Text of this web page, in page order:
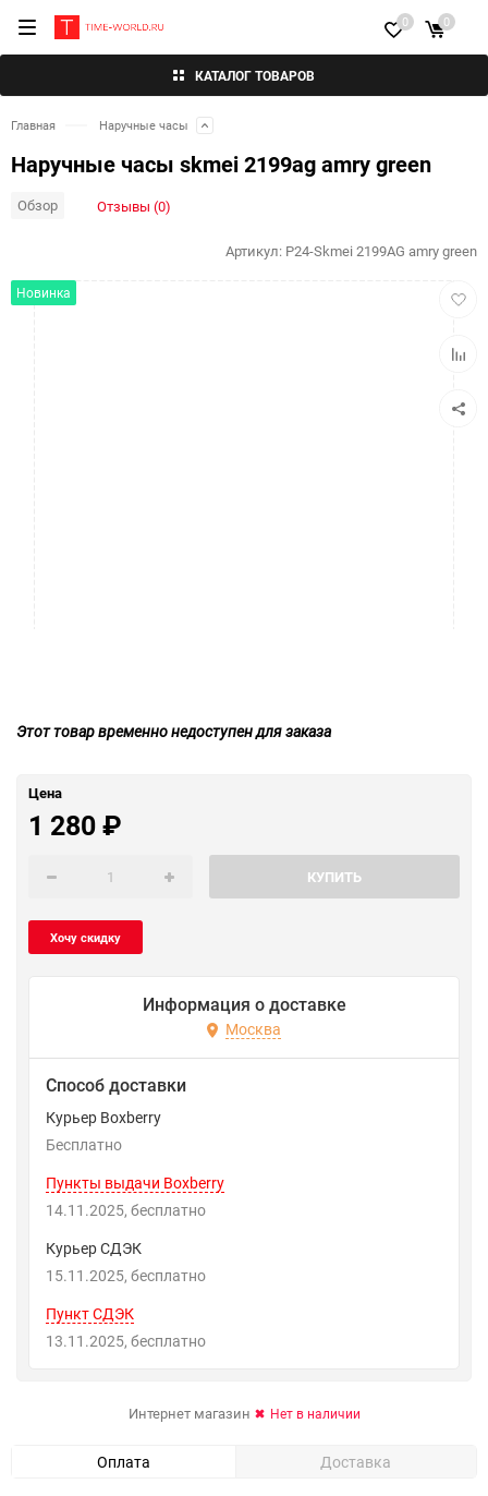
КАТАЛОГ ТОВАРОВ
0 0
Главная Наручные часы
Наручные часы skmei 2199ag amry green
Обзор Отзывы (0)
Новинка
Артикул: P24-Skmei 2199AG amry green
Этот товар временно недоступен для заказа
Цена
1 280₽
КУПИТЬ
Информация о доставке
Москва
Способ доставки
Курьер Boxberry
Бесплатно
Пункты выдачи Boxberry
14.11.2025
Бесплатно
Курьер СДЭК
15.11.2025
Бесплатно
Пункт СДЭК
13.11.2025
Бесплатно
Интернет магазин Нет в наличии
Оплата Доставка